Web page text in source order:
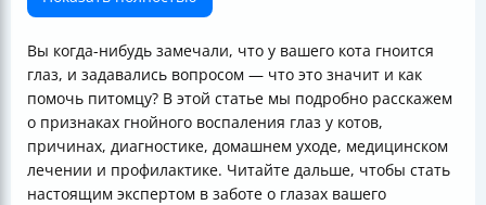
4. Медицинское лечение и профессиональная
5. Профилактика и особенности ухода за котами с
предрасположенностью к глазным заболеваниям
Итог
Вы когда-нибудь замечали, что у вашего кота гноится
глаз, и задавались вопросом — что это значит и как
помочь питомцу? В этой статье мы подробно расскажем
о признаках гнойного воспаления глаз у котов,
причинах, диагностике, домашнем уходе, медицинском
лечении и профилактике. Читайте дальше, чтобы стать
настоящим экспертом в заботе о глазах вашего